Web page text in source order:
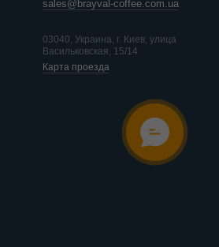
sales@brayval-coffee.com.ua
03040, Украина, г. Киев, улица
Васильковская, 15/14
Карта проезда